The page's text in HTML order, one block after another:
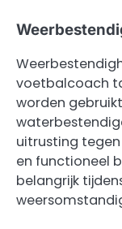
voetbalcoach
worden
uitrusting
en functioneel
belangrijk